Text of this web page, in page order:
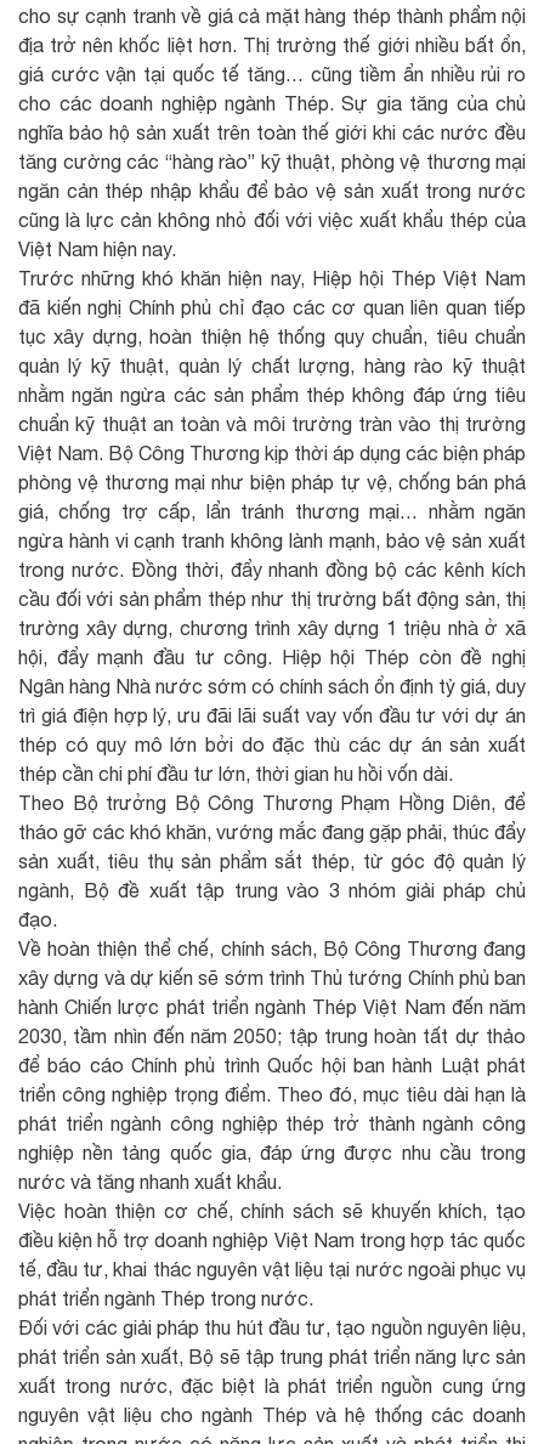
cho sự cạnh tranh về giá cả mặt hàng thép thành phẩm nội
địa trở nên khốc liệt hơn. Thị trường thế giới nhiều bất ổn,
giá cước vận tại quốc tế tăng… cũng tiềm ẩn nhiều rủi ro
cho các doanh nghiệp ngành Thép. Sự gia tăng của chủ
nghĩa bảo hộ sản xuất trên toàn thế giới khi các nước đều
tăng cường các “hàng rào” kỹ thuật, phòng vệ thương mại
ngăn cản thép nhập khẩu để bảo vệ sản xuất trong nước
cũng là lực cản không nhỏ đối với việc xuất khẩu thép của
Việt Nam hiện nay.
Trước những khó khăn hiện nay, Hiệp hội Thép Việt Nam
đã kiến nghị Chính phủ chỉ đạo các cơ quan liên quan tiếp
tục xây dựng, hoàn thiện hệ thống quy chuẩn, tiêu chuẩn
quản lý kỹ thuật, quản lý chất lượng, hàng rào kỹ thuật
nhằm ngăn ngừa các sản phẩm thép không đáp ứng tiêu
chuẩn kỹ thuật an toàn và môi trường tràn vào thị trường
Việt Nam. Bộ Công Thương kịp thời áp dụng các biện pháp
phòng vệ thương mại như biện pháp tự vệ, chống bán phá
giá, chống trợ cấp, lẩn tránh thương mại… nhằm ngăn
ngừa hành vi cạnh tranh không lành mạnh, bảo vệ sản xuất
trong nước. Đồng thời, đẩy nhanh đồng bộ các kênh kích
cầu đối với sản phẩm thép như thị trường bất động sản, thị
trường xây dựng, chương trình xây dựng 1 triệu nhà ở xã
hội, đẩy mạnh đầu tư công. Hiệp hội Thép còn đề nghị
Ngân hàng Nhà nước sớm có chính sách ổn định tỷ giá, duy
trì giá điện hợp lý, ưu đãi lãi suất vay vốn đầu tư với dự án
thép có quy mô lớn bởi do đặc thù các dự án sản xuất
thép cần chi phí đầu tư lớn, thời gian hu hồi vốn dài.
Theo Bộ trưởng Bộ Công Thương Phạm Hồng Diên, để
tháo gỡ các khó khăn, vướng mắc đang gặp phải, thúc đẩy
sản xuất, tiêu thụ sản phẩm sắt thép, từ góc độ quản lý
ngành, Bộ đề xuất tập trung vào 3 nhóm giải pháp chủ
đạo.
Về hoàn thiện thể chế, chính sách, Bộ Công Thương đang
xây dựng và dự kiến sẽ sớm trình Thủ tướng Chính phủ ban
hành Chiến lược phát triển ngành Thép Việt Nam đến năm
2030, tầm nhìn đến năm 2050; tập trung hoàn tất dự thảo
để báo cáo Chính phủ trình Quốc hội ban hành Luật phát
triển công nghiệp trọng điểm. Theo đó, mục tiêu dài hạn là
phát triển ngành công nghiệp thép trở thành ngành công
nghiệp nền tảng quốc gia, đáp ứng được nhu cầu trong
nước và tăng nhanh xuất khẩu.
Việc hoàn thiện cơ chế, chính sách sẽ khuyến khích, tạo
điều kiện hỗ trợ doanh nghiệp Việt Nam trong hợp tác quốc
tế, đầu tư, khai thác nguyên vật liệu tại nước ngoài phục vụ
phát triển ngành Thép trong nước.
Đối với các giải pháp thu hút đầu tư, tạo nguồn nguyên liệu,
phát triển sản xuất, Bộ sẽ tập trung phát triển năng lực sản
xuất trong nước, đặc biệt là phát triển nguồn cung ứng
nguyên vật liệu cho ngành Thép và hệ thống các doanh